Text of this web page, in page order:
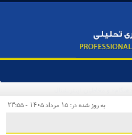
به روز شده در: ۱۵ مرداد ۱۴۰۵ - ۲۳:۵۵